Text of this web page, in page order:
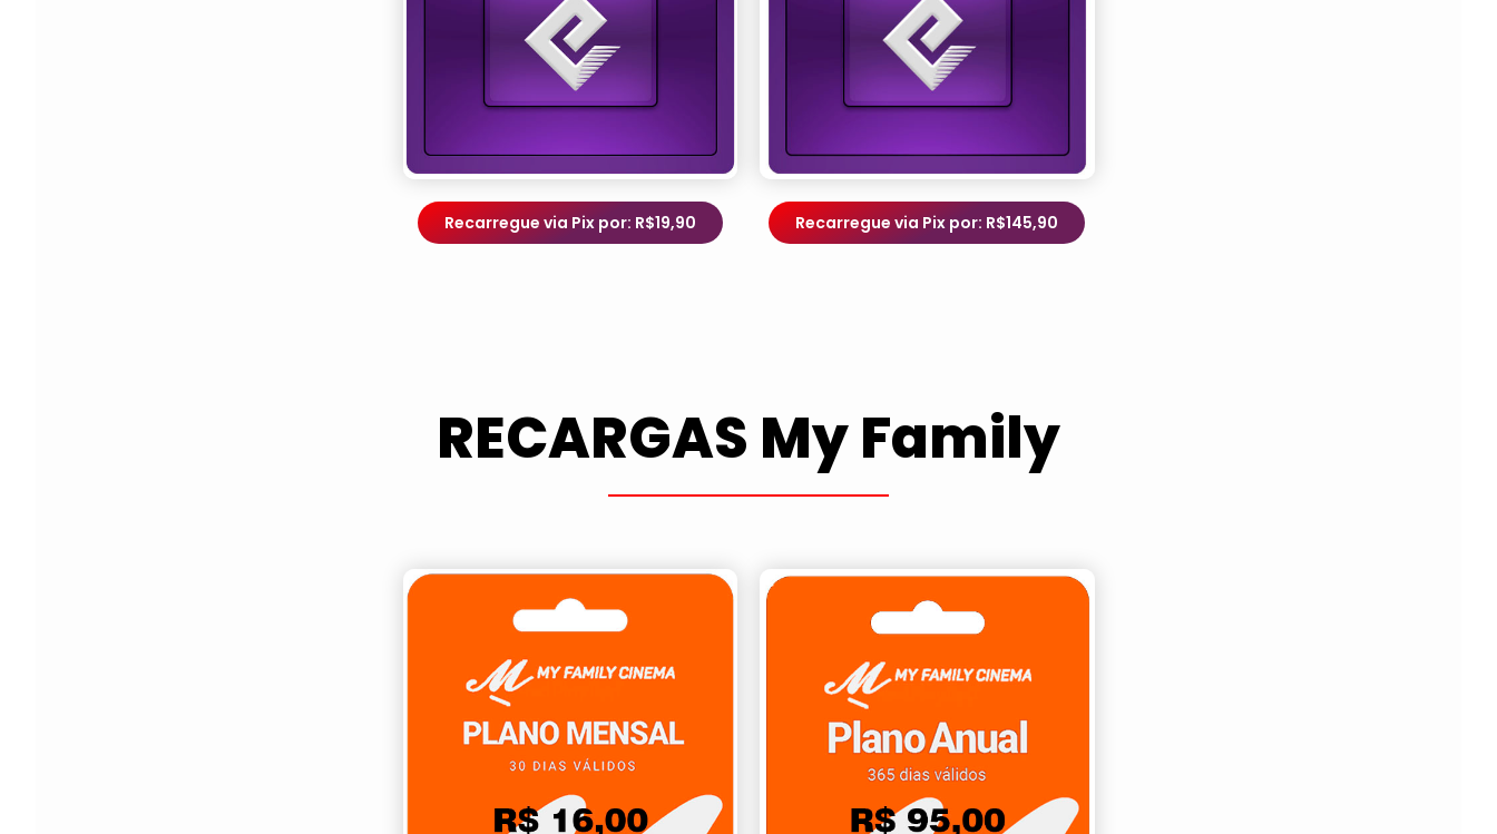
Recarregue via Pix por: R$19,90 Recarregue via Pix por: R$145,90
RECARGAS My Family